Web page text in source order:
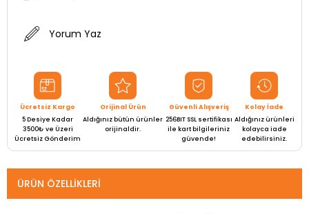
Yorum Yaz
Ücretsiz Kargo
5 Desiye Kadar
3500₺ ve Üzeri
Ücretsiz Gönderim
Orijinal Ürün
Aldığınız bütün ürünler
orijinaldir.
Güvenli Alışveriş
256BIT SSL sertifikası
ile kart bilgileriniz
güvende!
Kolay İade
Aldığınız ürünleri
kolayca iade
edebilirsiniz.
ÜRÜN ÖZELLIKLERI